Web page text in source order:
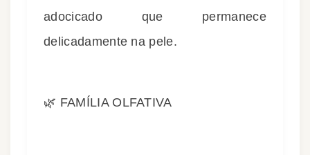
adocicado que permanece
delicadamente na pele.
🌿 FAMÍLIA OLFATIVA